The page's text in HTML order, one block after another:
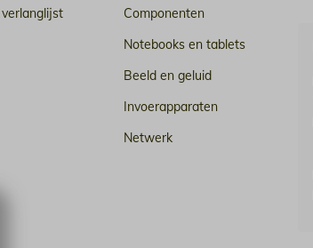
Componenten
Notebooks en tablets
Beeld en geluid
Invoerapparaten
Netwerk